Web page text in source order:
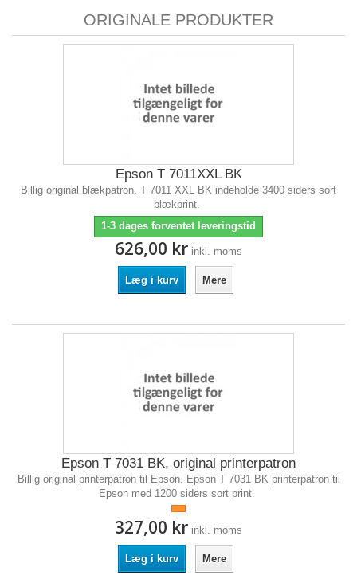
ORIGINALE PRODUKTER
Epson T 7011XXL BK
Billig original blækpatron. T 7011 XXL BK indeholde 3400 siders sort
blækprint.
1-3 dages forventet leveringstid
626,00 kr inkl. moms
Læg i kurv Mere
Epson T 7031 BK, original printerpatron
Billig original printerpatron til Epson. Epson T 7031 BK printerpatron til
Epson med 1200 siders sort print.
327,00 kr inkl. moms
Læg i kurv Mere